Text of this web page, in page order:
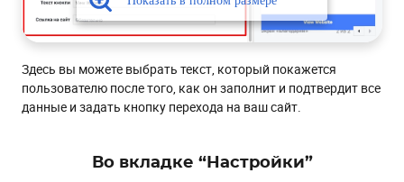
Здесь вы можете выбрать текст, который покажется
пользователю после того, как он заполнит и подтвердит все
данные и задать кнопку перехода на ваш сайт.
Во вкладке “Настройки”